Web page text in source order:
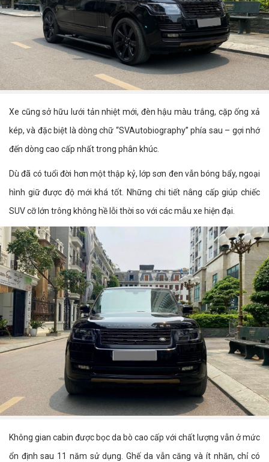
Xe cũng sở hữu lưới tản nhiệt mới, đèn hậu màu trắng, cặp ống xả
kép, và đặc biệt là dòng chữ “SVAutobiography” phía sau – gợi nhớ
đến dòng cao cấp nhất trong phân khúc.
Dù đã có tuổi đời hơn một thập kỷ, lớp sơn đen vẫn bóng bẩy, ngoại
hình giữ được độ mới khá tốt. Những chi tiết nâng cấp giúp chiếc
SUV cỡ lớn trông không hề lỗi thời so với các mẫu xe hiện đại.
Không gian cabin được bọc da bò cao cấp với chất lượng vẫn ở mức
ổn định sau 11 năm sử dụng. Ghế da vẫn căng và ít nhăn, chỉ có